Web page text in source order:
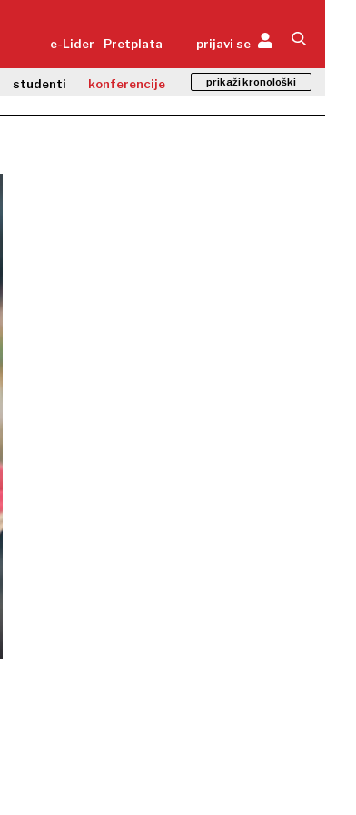
e-Lider Pretplata prijavi se
studenti konferencije prikaži kronološki